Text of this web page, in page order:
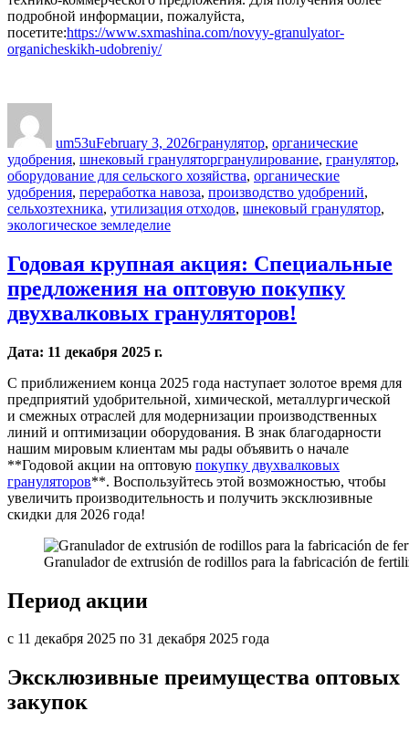
подробной информации, пожалуйста,
посетите:https://www.sxmashina.com/novyy-granulyator-
organicheskikh-udobreniy/
um53uFebruary 3, 2026гранулятор, органические
удобрения, шнековый грануляторTags
гранулирование, гранулятор,
оборудование для сельского хозяйства, органические
удобрения, переработка навоза, производство удобрений,
сельхозтехника, утилизация отходов, шнековый гранулятор,
экологическое земледелие
Годовая крупная акция: Специальные
предложения на оптовую покупку
двухвалковых грануляторов!
Дата: 11 декабря 2025 г.
С приближением конца 2025 года наступает золотое время для
предприятий удобрительной, химической, металлургической
и смежных отраслей для модернизации производственных
линий и оптимизации оборудования. В знак благодарности
нашим мировым клиентам мы рады объявить о начале
**Годовой акции на оптовую покупку двухвалковых
грануляторов**. Воспользуйтесь этой возможностью, чтобы
увеличить производительность и получить эксклюзивные
скидки для 2026 года!
Granulador de extrusión de rodillos para la fabricación de
Период акции
с 11 декабря 2025 по 31 декабря 2025 года
Эксклюзивные преимущества оптовых
закупок